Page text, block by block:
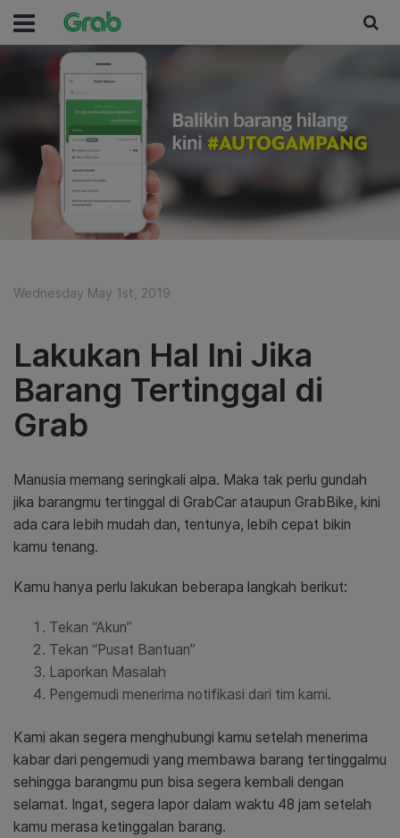
Wednesday May 1st, 2019
Lakukan Hal Ini Jika
Barang Tertinggal di
Grab
Manusia memang seringkali alpa. Maka tak perlu gundah
jika barangmu tertinggal di GrabCar ataupun GrabBike, kini
ada cara lebih mudah dan, tentunya, lebih cepat bikin
kamu tenang.
Kamu hanya perlu lakukan beberapa langkah berikut:
Tekan “Akun”
Tekan “Pusat Bantuan”
Laporkan Masalah
Pengemudi menerima notifikasi dari tim kami.
Kami akan segera menghubungi kamu setelah menerima
kabar dari pengemudi yang membawa barang tertinggalmu
sehingga barangmu pun bisa segera kembali dengan
selamat. Ingat, segera lapor dalam waktu 48 jam setelah
kamu merasa ketinggalan barang.